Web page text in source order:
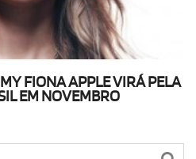
FIONA APPLE VIRÁ PELA
EM NOVEMBRO